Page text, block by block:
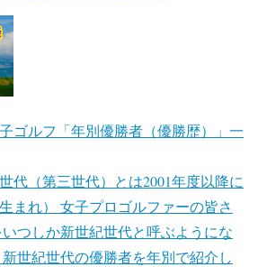
ゴルフ「年別優勝者（優勝歴）」一
代（第三世代）とは2001年度以降に
まれ） 女子プロゴルファーの皆さ
つしか新世紀世代と呼ぶようにな
世紀世代の優勝者を年別で紹介し